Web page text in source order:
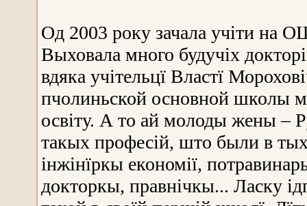
Од 2003 року зачала учіти на
Выховала много будучіх
вдяка учітельцї Властї
пчолиньской основной школы
освіту. А то ай молоды жены –
такых професій, што были в
інжінїркы економії,
докторкы, правнічкы... Ласку